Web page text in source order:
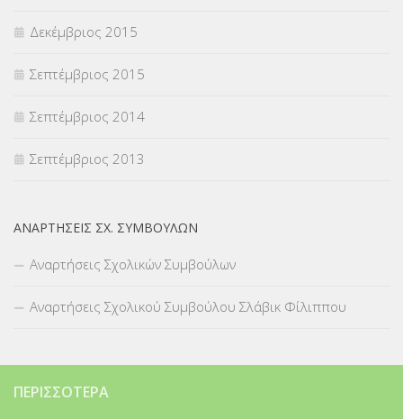
Δεκέμβριος 2015
Σεπτέμβριος 2015
Σεπτέμβριος 2014
Σεπτέμβριος 2013
ΑΝΑΡΤΉΣΕΙΣ ΣΧ. ΣΥΜΒΟΎΛΩΝ
Αναρτήσεις Σχολικών Συμβούλων
Αναρτήσεις Σχολικού Συμβούλου Σλάβικ Φίλιππου
ΠΕΡΙΣΣΌΤΕΡΑ